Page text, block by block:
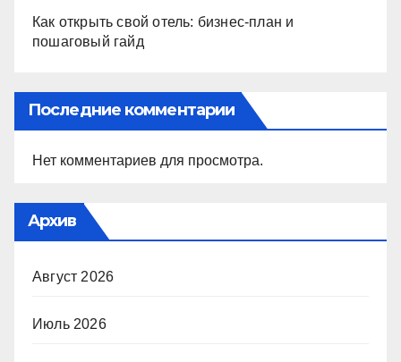
Как открыть свой отель: бизнес-план и
пошаговый гайд
Последние комментарии
Нет комментариев для просмотра.
Архив
Август 2026
Июль 2026